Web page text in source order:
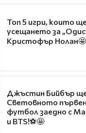
Топ 5 игри, които
усещането за
Кристофър
Джъстин Бийбър ще
Световното
футбол заедно с
и BTS!⚽🤩